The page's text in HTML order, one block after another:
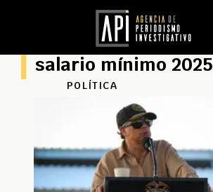
salario mínimo 2025
POLÍTICA